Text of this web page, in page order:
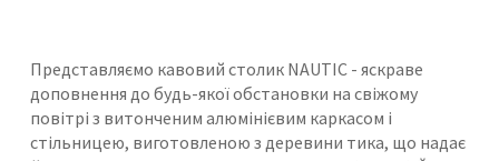
Представляємо кавовий столик NAUTIC - яскраве
доповнення до будь-якої обстановки на свіжому
повітрі з витонченим алюмінієвим каркасом і
стільницею, виготовленою з деревини тика, що надає